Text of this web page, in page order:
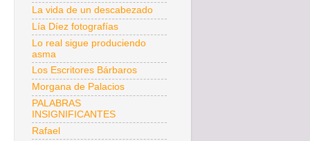
La vida de un descabezado
Lía Díez fotografías
Lo real sigue produciendo
asma
Los Escritores Bárbaros
Morgana de Palacios
PALABRAS
INSIGNIFICANTES
Rafael